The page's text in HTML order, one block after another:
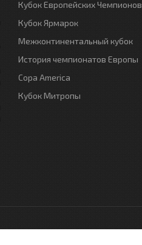
Кубок Европейских Чемпионов
Кубок Ярмарок
Межконтинентальный кубок
История чемпионатов Европы
Copa America
Кубок Митропы